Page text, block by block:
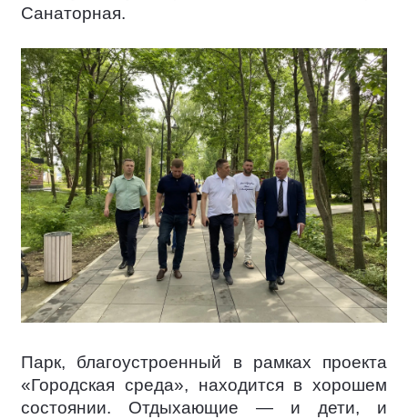
Санаторная.
Парк, благоустроенный в рамках проекта
«Городская среда», находится в хорошем
состоянии. Отдыхающие — и дети, и